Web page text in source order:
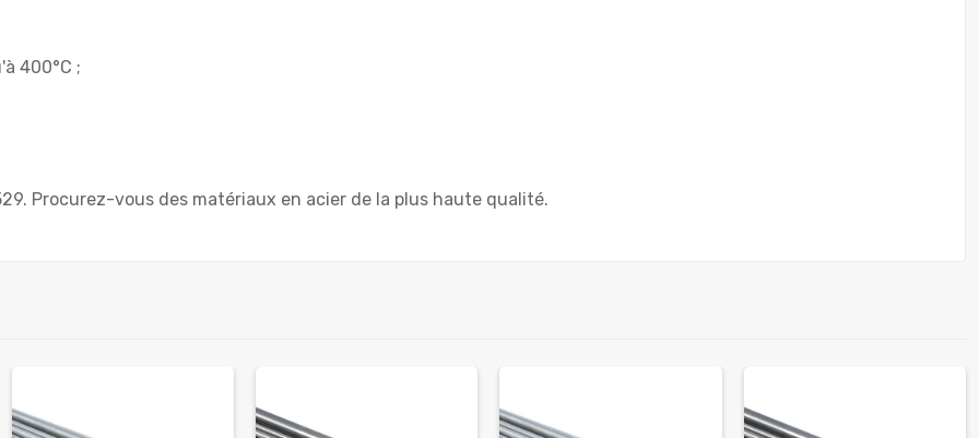
400°C ;
Procurez-vous des matériaux en acier de la plus haute qualité.